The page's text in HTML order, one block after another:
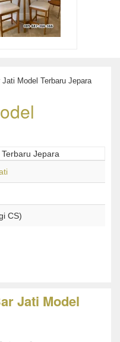
Model Terbaru Jepara
CS)
Jati Model